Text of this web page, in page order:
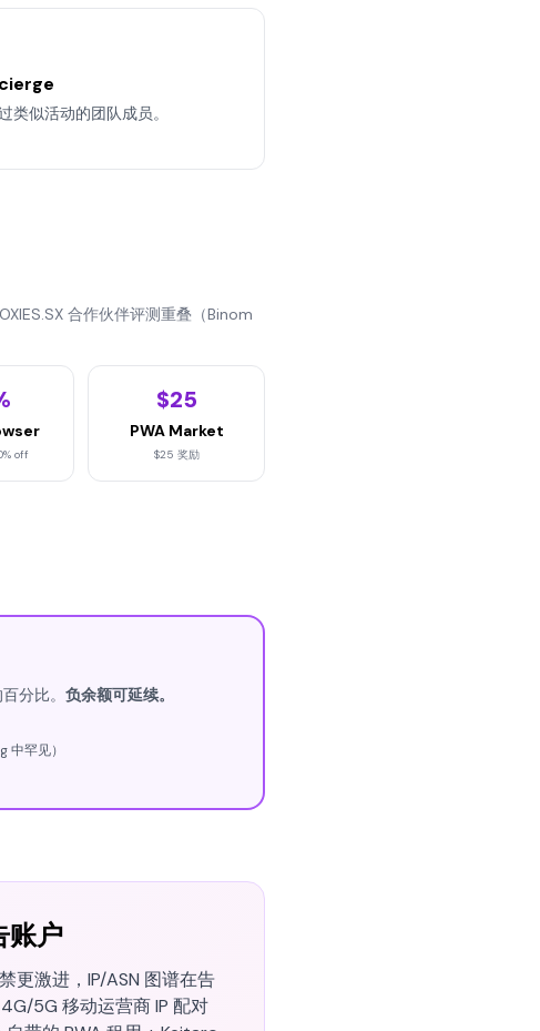
类似活动的团队成员。
合作伙伴评测重叠（Binom
off
$25
PWA Market
$25 奖励
分比。 负余额可延续。
罕见）
账户
更激进，IP/ASN 图谱在告
5G 移动运营商 IP 配对